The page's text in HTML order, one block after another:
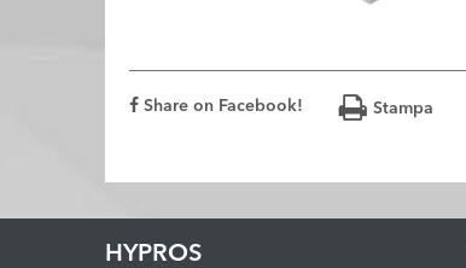
Share on Facebook! Stampa
HYPROS